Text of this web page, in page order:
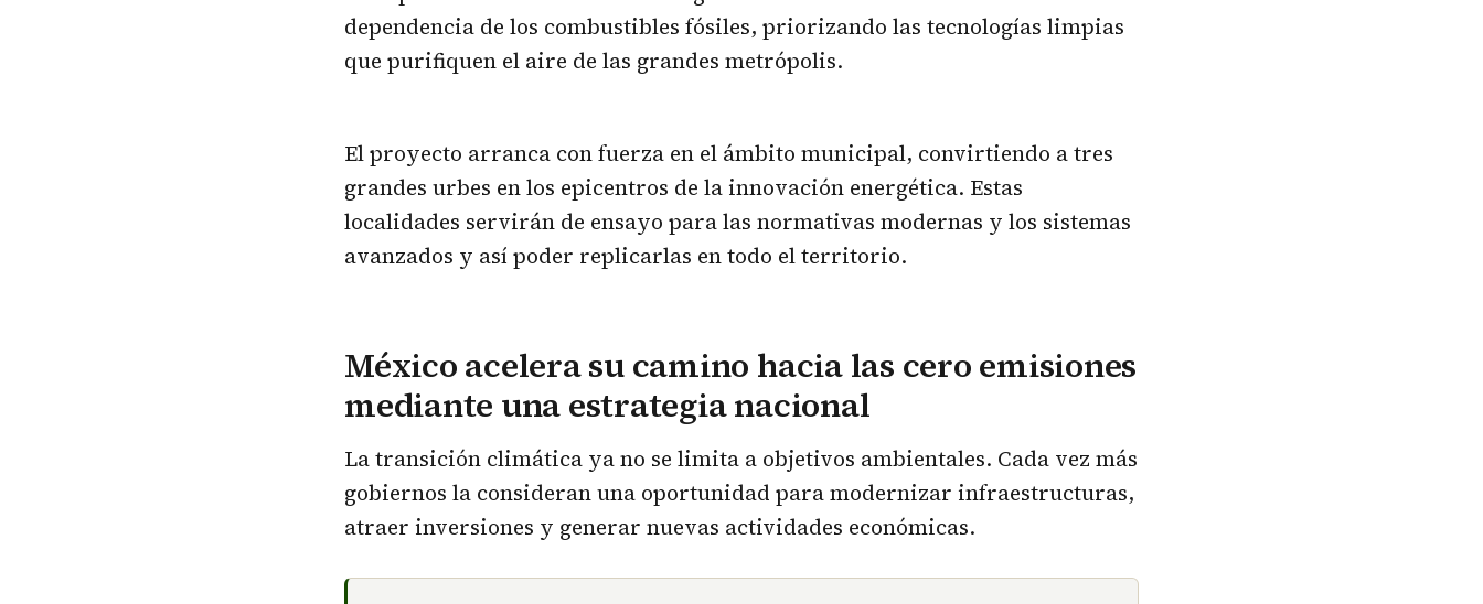
dependencia de los combustibles fósiles, priorizando las tecnologías limpias
que purifiquen el aire de las grandes metrópolis.
El proyecto arranca con fuerza en el ámbito municipal, convirtiendo a tres
grandes urbes en los epicentros de la innovación energética. Estas
localidades servirán de ensayo para las normativas modernas y los sistemas
avanzados y así poder replicarlas en todo el territorio.
México acelera su camino hacia las cero emisiones
mediante una estrategia nacional
La transición climática ya no se limita a objetivos ambientales. Cada vez más
gobiernos la consideran una oportunidad para modernizar infraestructuras,
atraer inversiones y generar nuevas actividades económicas.